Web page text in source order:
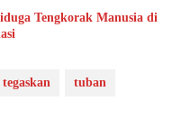
Tengkorak Manusia di
tegaskan tuban